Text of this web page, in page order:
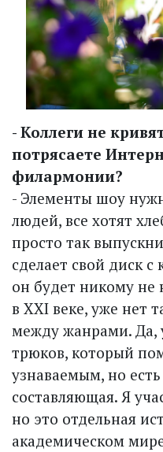
- Коллеги не
потрясаете
филармонии?
- Элементы шоу
людей, все хотят
просто так
сделает свой диск с
он будет никому не
в XXI веке, уже нет
между жанрами. Да,
трюков, который
узнаваемым, но
составляющая. Я
но это отдельная
академическом